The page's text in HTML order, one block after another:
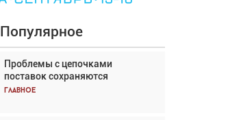
Популярное
Проблемы с цепочками
поставок сохраняются
Главное
Взгляд с высоты: тандем
вертолётов и БПЛА в
спасательных операциях